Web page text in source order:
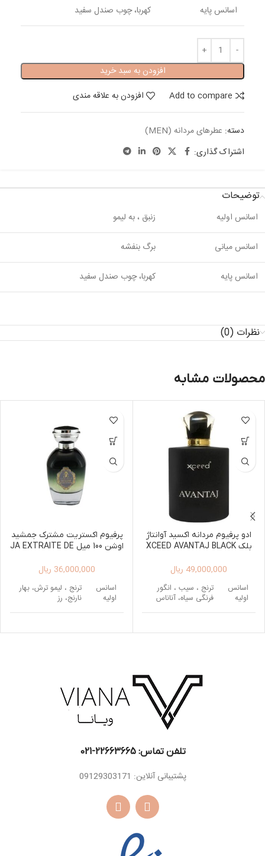
اسانس پایه کهربا، چوب صندل سفید
افزودن به سبد خرید
Add to compare
افزودن به علاقه مندی
دسته: عطرهای مردانه (MEN)
اشتراک گذاری:
توضیحات
اسانس اولیه زنبق ، به لیمو
اسانس میانی برگ بنفشه
اسانس پایه کهربا، چوب صندل سفید
نظرات (0)
محصولات مشابه
ادو پرفیوم مردانه اکسید آوانتاژ
بلک XCEED AVANTAJ BLACK
49,000,000 ریال
اسانس
اولیه
ترنج ، سیب ، انگور
فرنگی سیاه، آناناس
اسانس
یاس، چوب درخت
مشک ، وانیل ، خزه
درخت بلوط ، عنبر
پرفیوم اکستریت مشترک جمشید
اوشن 100 میل JA EXTRAITE DE
36,000,000 ریال
اسانس
اولیه
ترنج ، لیمو ترش، بهار
نارنج، رز
میانی
سنبل ، سالویا اسکلاریا
تلفن تماس: 22663665-021​
پشتیبانی آنلاین: 09129303171